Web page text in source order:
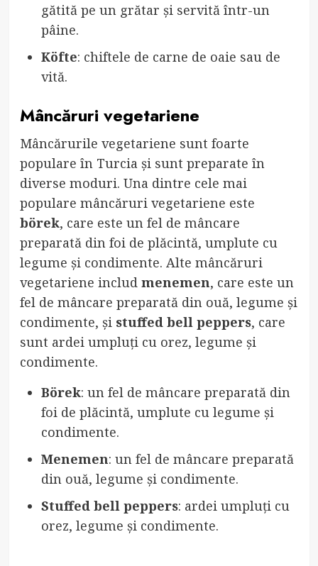
gătită pe un grătar și servită într-un
pâine.
Köfte: chiftele de carne de oaie sau de
vită.
Mâncăruri vegetariene
Mâncărurile vegetariene sunt foarte
populare în Turcia și sunt preparate în
diverse moduri. Una dintre cele mai
populare mâncăruri vegetariene este
börek, care este un fel de mâncare
preparată din foi de plăcintă, umplute cu
legume și condimente. Alte mâncăruri
vegetariene includ menemen, care este un
fel de mâncare preparată din ouă, legume și
condimente, și stuffed bell peppers, care
sunt ardei umpluți cu orez, legume și
condimente.
Börek: un fel de mâncare preparată din
foi de plăcintă, umplute cu legume și
condimente.
Menemen: un fel de mâncare preparată
din ouă, legume și condimente.
Stuffed bell peppers: ardei umpluți cu
orez, legume și condimente.